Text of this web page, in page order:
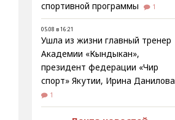
спортивной программы
1
05.08 в 16:21
Ушла из жизни главный тренер
Академии «Кындыкан»,
президент федерации «Чир
спорт» Якутии, Ирина Данилова
1